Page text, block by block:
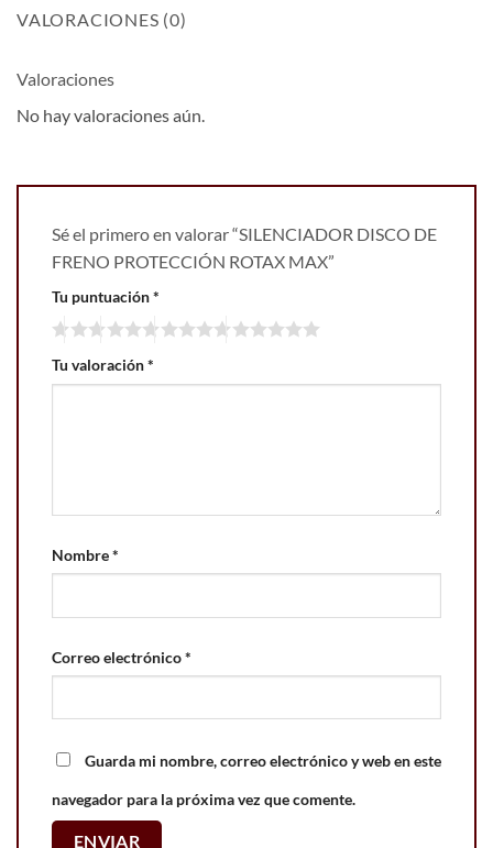
VALORACIONES (0)
Valoraciones
No hay valoraciones aún.
Sé el primero en valorar “SILENCIADOR DISCO DE
FRENO PROTECCIÓN ROTAX MAX”
Tu puntuación*
Tu valoración*
Nombre*
Correo electrónico*
Guarda mi nombre, correo electrónico y web en este
navegador para la próxima vez que comente.